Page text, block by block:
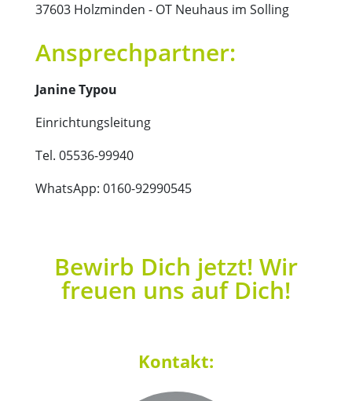
37603 Holzminden - OT Neuhaus im Solling
Ansprechpartner:
Janine Typou
Einrichtungsleitung
Tel. 05536-99940
WhatsApp: 0160-92990545
Bewirb Dich jetzt! Wir
freuen uns auf Dich!
Kontakt: